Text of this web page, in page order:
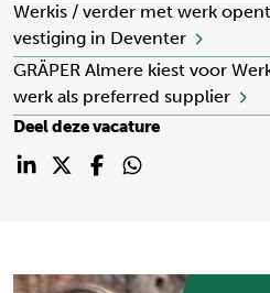
Werkis / verder met werk
vestiging in Deventer
GRÄPER Almere kiest voor
werk als preferred supplier
Deel deze vacature